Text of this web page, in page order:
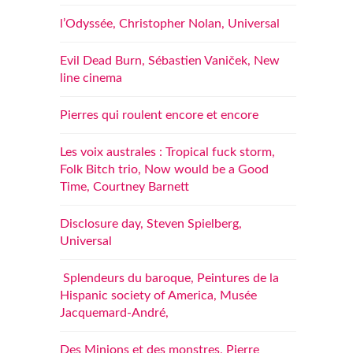
l’Odyssée, Christopher Nolan, Universal
Evil Dead Burn, Sébastien Vaniček, New
line cinema
Pierres qui roulent encore et encore
Les voix australes : Tropical fuck storm,
Folk Bitch trio, Now would be a Good
Time, Courtney Barnett
Disclosure day, Steven Spielberg,
Universal
Splendeurs du baroque, Peintures de la
Hispanic society of America, Musée
Jacquemard-André,
Des Minions et des monstres, Pierre